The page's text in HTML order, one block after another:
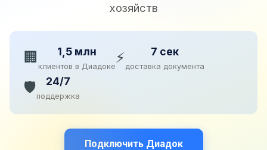
хозяйств
🏢 1,5 млн
клиентов в Диадоке⚡ 7 сек
доставка документа
🛡️ 24/7
поддержка
Подключить Диадок